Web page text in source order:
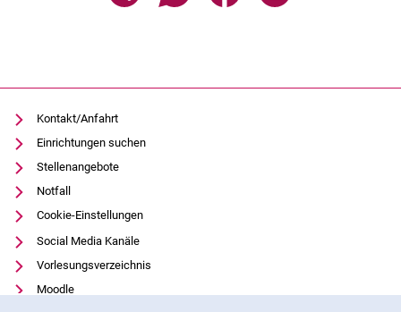
Kontakt/Anfahrt
Einrichtungen suchen
Stellenangebote
Notfall
Cookie-Einstellungen
Social Media Kanäle
Vorlesungsverzeichnis
Moodle